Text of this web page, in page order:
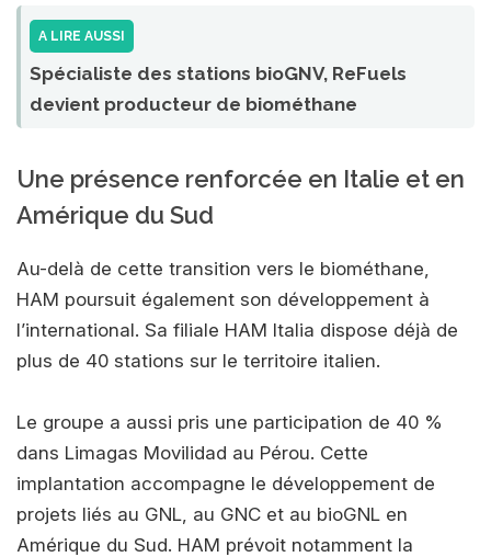
A LIRE AUSSI
Spécialiste des stations bioGNV, ReFuels
devient producteur de biométhane
Une présence renforcée en Italie et en
Amérique du Sud
Au-delà de cette transition vers le biométhane,
HAM poursuit également son développement à
l’international. Sa filiale HAM Italia dispose déjà de
plus de 40 stations sur le territoire italien.
Le groupe a aussi pris une participation de 40 %
dans Limagas Movilidad au Pérou. Cette
implantation accompagne le développement de
projets liés au GNL, au GNC et au bioGNL en
Amérique du Sud. HAM prévoit notamment la